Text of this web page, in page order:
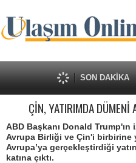
SON DAKİKA
ÇİN, YATIRIMDA DÜMENİ
ABD Başkanı Donald
Avrupa Birliği ve Çin'i birbirine
Avrupa’ya gerçekleştirdiği
katına çıktı.